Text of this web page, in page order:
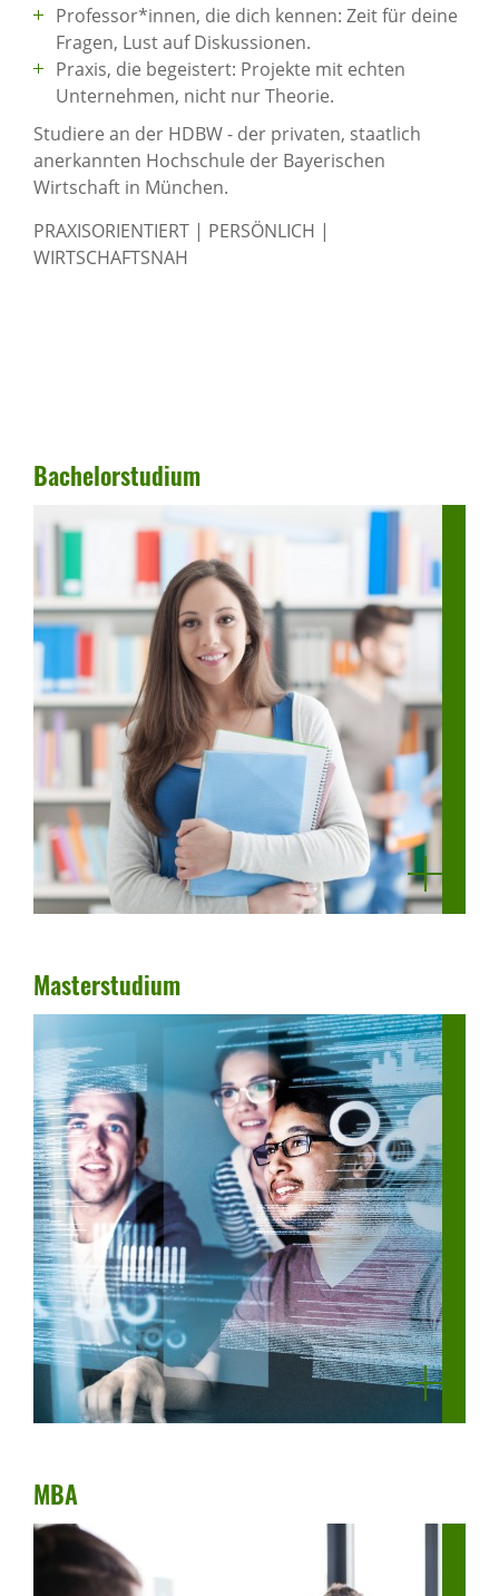
Professor*innen, die dich kennen: Zeit für deine
Fragen, Lust auf Diskussionen.
Praxis, die begeistert: Projekte mit echten
Unternehmen, nicht nur Theorie.
Studiere an der HDBW - der privaten, staatlich
anerkannten Hochschule der Bayerischen
Wirtschaft in München.
PRAXISORIENTIERT | PERSÖNLICH |
WIRTSCHAFTSNAH
Bache­lor­stu­dium
mehr
anzeigen
Master­stu­dium
mehr
anzeigen
MBA